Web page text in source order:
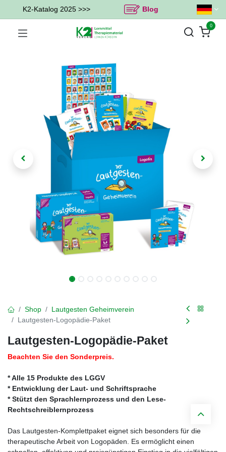
K2-Katalog 2025 >>> Blog
0
Shop
Lautgesten Geheimverein
Lautgesten-Logopädie-Paket
Lautgesten-Logopädie-Paket
Beachten Sie den Sonderpreis.
* Alle 15 Produkte des LGGV
* Entwicklung der Laut- und Schriftsprache
* Stützt den Sprachlernprozess und den Lese-
Rechtschreiblernprozess
Das Lautgesten-Komplettpaket eignet sich besonders für die
therapeutische Arbeit von Logopäden. Es ermöglicht einen